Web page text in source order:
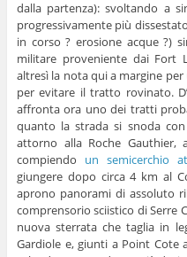
dalla partenza): svoltando a
progressivamente più
in corso ? erosione acque ?)
militare proveniente dai Fort
altresì la nota qui a margine
per evitare il tratto rovinato.
affronta ora uno dei tratti
quanto la strada si snoda
attorno alla Roche Gauthier,
compiendo un semicerchio
giungere dopo circa 4 km al
aprono panorami di assoluto
comprensorio sciistico di Serre
nuova sterrata che taglia in
Gardiole e, giunti a Point Cote